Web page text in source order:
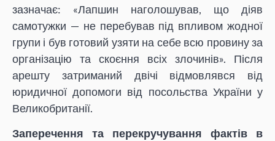
зазначає: «Лапшин наголошував, що діяв
самотужки — не перебував під впливом жодної
групи і був готовий узяти на себе всю провину за
організацію та скоєння всіх злочинів». Після
арешту затриманий двічі відмовлявся від
юридичної допомоги від посольства України у
Великобританії.
Заперечення та перекручування фактів в